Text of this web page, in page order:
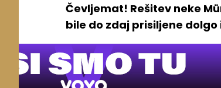
Čevljemat! Rešitev neke
bile do zdaj prisiljene